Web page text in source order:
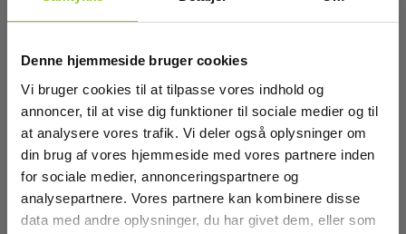
Denne hjemmeside bruger cookies
Vi bruger cookies til at tilpasse vores indhold og
annoncer, til at vise dig funktioner til sociale medier og til
at analysere vores trafik. Vi deler også oplysninger om
din brug af vores hjemmeside med vores partnere inden
for sociale medier, annonceringspartnere og
analysepartnere. Vores partnere kan kombinere disse
data med andre oplysninger, du har givet dem, eller som